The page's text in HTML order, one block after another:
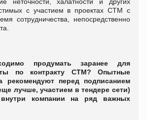
с участием в проектах СТМ с
сотрудничества, непосредственно
продумать заранее для
по контракту СТМ? Опытные
рекомендуют перед подписанием
лучше, участием в тендере сети)
компании на ряд важных